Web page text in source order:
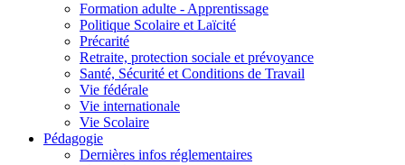
Formation adulte - Apprentissage
Politique Scolaire et Laïcité
Précarité
Retraite, protection sociale et prévoyance
Santé, Sécurité et Conditions de Travail
Vie fédérale
Vie internationale
Vie Scolaire
Pédagogie
Dernières infos réglementaires